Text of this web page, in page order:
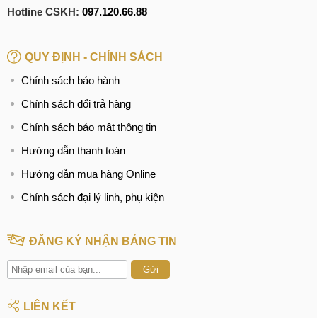
Hotline CSKH: 097.120.66.88
QUY ĐỊNH - CHÍNH SÁCH
Chính sách bảo hành
Chính sách đổi trả hàng
Chính sách bảo mật thông tin
Hướng dẫn thanh toán
Hướng dẫn mua hàng Online
Chính sách đại lý linh, phụ kiện
ĐĂNG KÝ NHẬN BẢNG TIN
Gửi
LIÊN KẾT